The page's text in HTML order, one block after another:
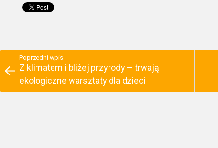
Poprzedni wpis
Z klimatem i bliżej przyrody – trwają
ekologiczne warsztaty dla dzieci